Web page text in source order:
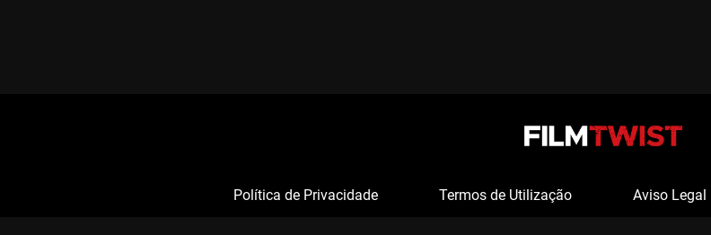
Política de Privacidade Termos de Utilização Aviso Legal